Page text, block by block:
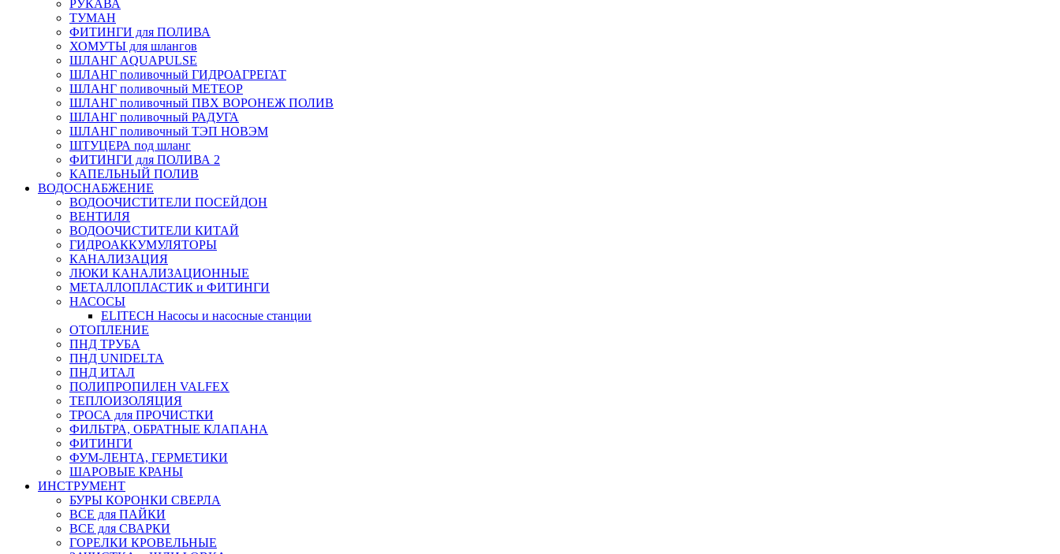
РУКАВА
ТУМАН
ФИТИНГИ для ПОЛИВА
ХОМУТЫ для шлангов
ШЛАНГ AQUAPULSE
ШЛАНГ поливочный ГИДРОАГРЕГАТ
ШЛАНГ поливочный МЕТЕОР
ШЛАНГ поливочный ПВХ ВОРОНЕЖ ПОЛИВ
ШЛАНГ поливочный РАДУГА
ШЛАНГ поливочный ТЭП НОВЭМ
ШТУЦЕРА под шланг
ФИТИНГИ для ПОЛИВА 2
КАПЕЛЬНЫЙ ПОЛИВ
ВОДОСНАБЖЕНИЕ
ВОДООЧИСТИТЕЛИ ПОСЕЙДОН
ВЕНТИЛЯ
ВОДООЧИСТИТЕЛИ КИТАЙ
ГИДРОАККУМУЛЯТОРЫ
КАНАЛИЗАЦИЯ
ЛЮКИ КАНАЛИЗАЦИОННЫЕ
МЕТАЛЛОПЛАСТИК и ФИТИНГИ
НАСОСЫ
ELITECH Насосы и насосные станции
ОТОПЛЕНИЕ
ПНД ТРУБА
ПНД UNIDELTA
ПНД ИТАЛ
ПОЛИПРОПИЛЕН VALFEX
ТЕПЛОИЗОЛЯЦИЯ
ТРОСА для ПРОЧИСТКИ
ФИЛЬТРА, ОБРАТНЫЕ КЛАПАНА
ФИТИНГИ
ФУМ-ЛЕНТА, ГЕРМЕТИКИ
ШАРОВЫЕ КРАНЫ
ИНСТРУМЕНТ
БУРЫ КОРОНКИ СВЕРЛА
ВСЕ для ПАЙКИ
ВСЕ для СВАРКИ
ГОРЕЛКИ КРОВЕЛЬНЫЕ